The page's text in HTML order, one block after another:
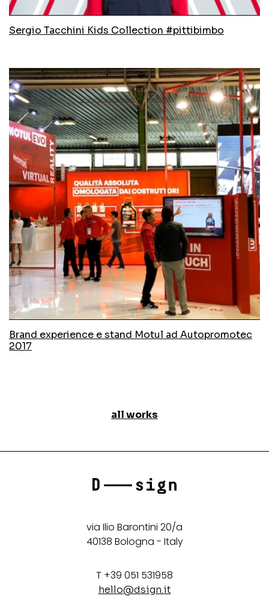
Sergio Tacchini Kids Collection #pittibimbo
Brand experience e stand Motul ad Autopromotec
2017
all works
via Ilio Barontini 20/a
40138 Bologna - Italy
T +39 051 531958
hello@dsign.it